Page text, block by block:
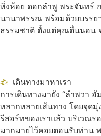
หิ่งห้อย ดอกลำพู พระจันทร์
นานาพรรณ พร้อมด้วยบรร
ธรรมชาติ ตั้งแต่คุณตื่นนอน
เดินทางมาหาเรา
การเดินทางมายัง “ลำพวา
หลากหลายเส้นทาง โดยจุด
รีสอร์ทของเราแล้ว บริเวณร
มากมายไว้คอยตอนรับท่าน